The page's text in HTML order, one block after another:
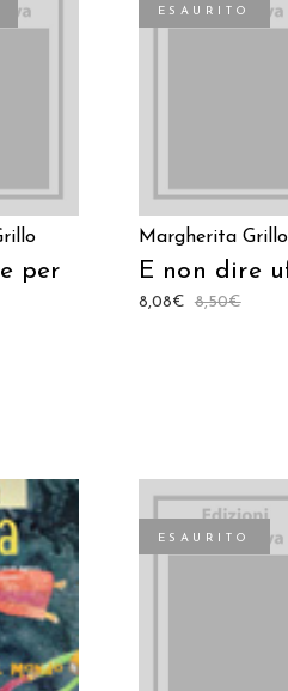
per
ESAURITO
Margherita Grillo
E non dire
8,50€
8,08€
AL
ESAURITO